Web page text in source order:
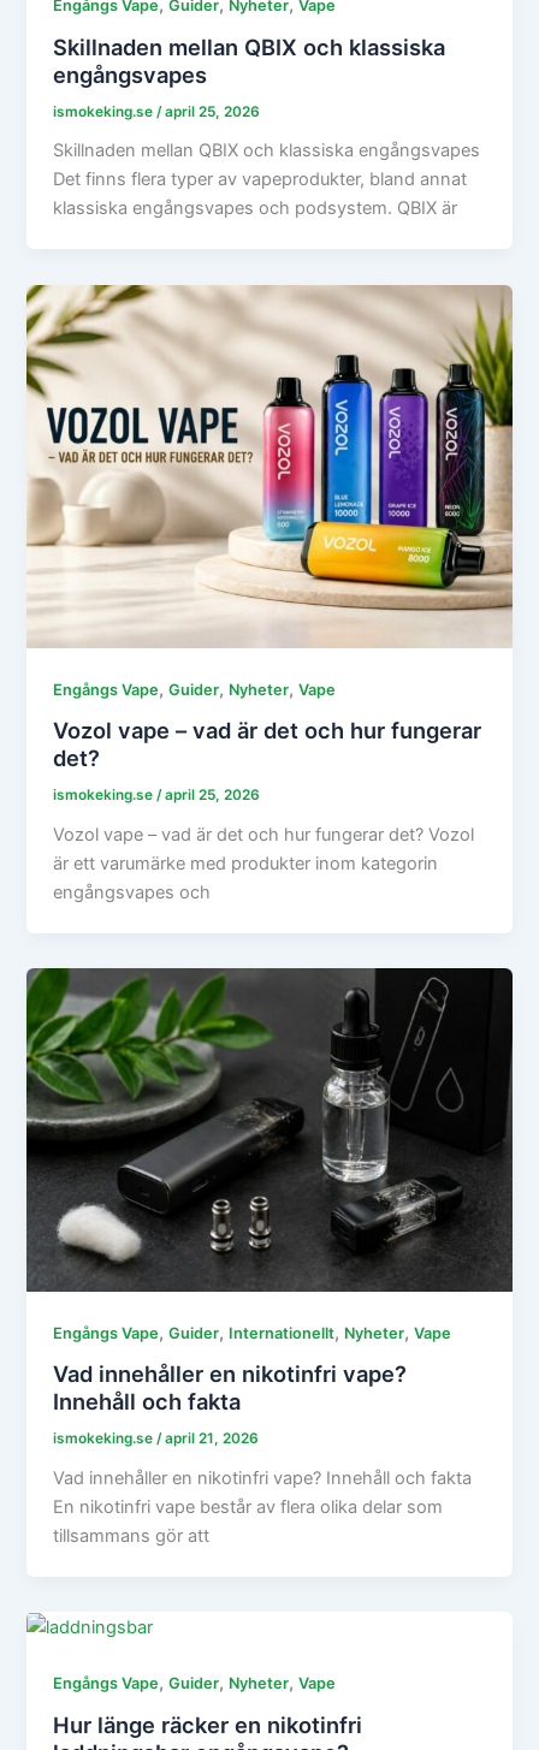
Engångs Vape,Guider, Nyheter,Vape
Skillnaden mellan QBIX och klassiska
engångsvapes
ismokeking.se /april 25, 2026
Skillnaden mellan QBIX och klassiska engångsvapes
Det finns flera typer av vapeprodukter, bland annat
klassiska engångsvapes och podsystem. QBIX är
Engångs Vape,Guider, Nyheter,Vape
Vozol vape – vad är det och hur fungerar
det?
ismokeking.se/april 25, 2026
Vozol vape – vad är det och hur fungerar det? Vozol
är ett varumärke med produkter inom kategorin
engångsvapes och
Engångs Vape,Guider, Internationellt, Nyheter,Vape
Vad innehåller en nikotinfri vape?
Innehåll och fakta
ismokeking.se/april 21, 2026
Vad innehåller en nikotinfri vape? Innehåll och fakta
En nikotinfri vape består av flera olika delar som
tillsammans gör att
Engångs Vape,Guider, Nyheter,Vape
Hur länge räcker en nikotinfri